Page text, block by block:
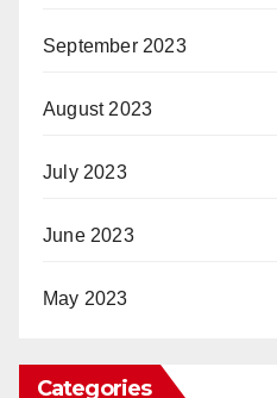
September 2023
August 2023
July 2023
June 2023
May 2023
Categories